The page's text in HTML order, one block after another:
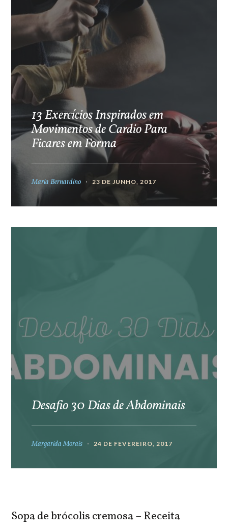
13 Exercícios Inspirados em
Movimentos de Cardio Para
Ficares em Forma
Maria Bernardino 23 DE JUNHO, 2017
Desafio 30 Dias de Abdominais
Margarida Morais 24 DE FEVEREIRO, 2017
Sopa de brócolis cremosa – Receita